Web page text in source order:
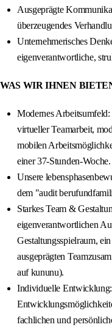
Ausgeprägte
überzeugendes
Unternehmerisches
eigenverantwortliche,
WAS WIR IHNEN
Modernes
virtueller Teamarbeit,
mobilen
einer 37-Stunden-Woche.
Unsere
dem "audit
Starkes Team &
eigenverantwortlichen
Gestaltungsspielraum,
ausgeprägten
auf kununu).
Individuelle
fachlichen und